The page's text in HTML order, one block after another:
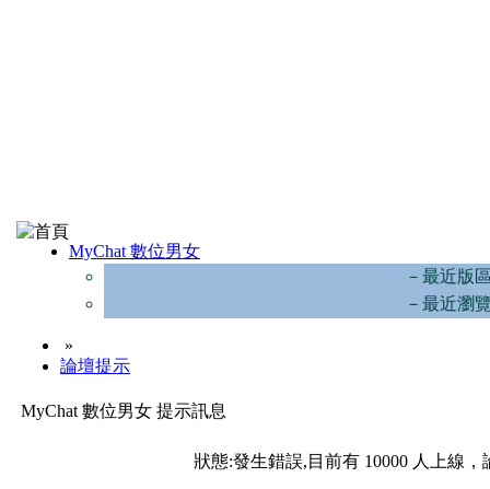
MyChat 數位男女
－最近版
－最近瀏
»
論壇提示
MyChat 數位男女 提示訊息
狀態:發生錯誤,目前有 10000 人上線